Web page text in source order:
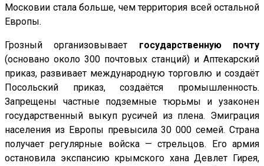
Московии стала больше, чем территория всей остальной
Европы.
Грозный организовывает государственную почту
(основано около 300 почтовых станций) и Аптекарский
приказ, развивает международную торговлю и создаёт
Посольский приказ, создаётся промышленность.
Запрещены частные подземные тюрьмы и узаконен
государственный выкуп русичей из плена. Эмиграция
населения из Европы превысила 30 000 семей. Страна
получает регулярные войска — стрельцов. Его армия
остановила экспансию крымского хана Девлет Гирея,